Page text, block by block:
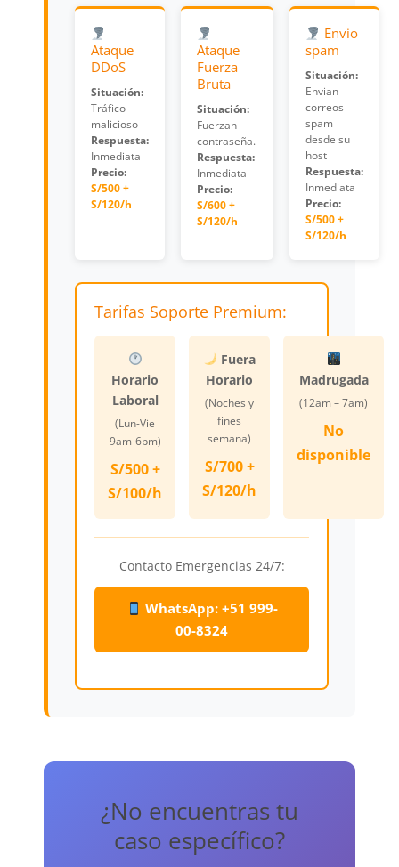
Ataque
DDoS
Situación:
Tráfico
malicioso
Respuesta:
Inmediata
Precio:
S/500 +
S/120/h
Ataque
Fuerza
Bruta
Situación:
Fuerzan
contraseña.
Respuesta:
Inmediata
Precio:
S/600 +
S/120/h
Envio
spam
Situación:
Envian
correos
spam
desde su
host
Respuesta:
Inmediata
Precio:
S/500 +
S/120/h
Tarifas Soporte Premium:
Horario
Laboral
(Lun-Vie
9am-6pm)
S/500 +
S/100/h
Fuera
Horario
(Noches y
fines
semana)
S/700 +
S/120/h
Madrugada
(12am – 7am)
No
disponible
Contacto Emergencias 24/7:
WhatsApp: +51 999-
00-8324
¿No encuentras tu
caso específico?